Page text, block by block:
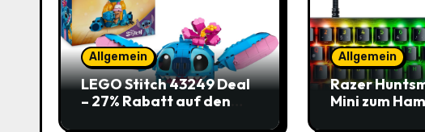
Allgemein
LEGO Stitch 43249 Deal
– 27% Rabatt auf den
Allgemein
Razer
Mini zum